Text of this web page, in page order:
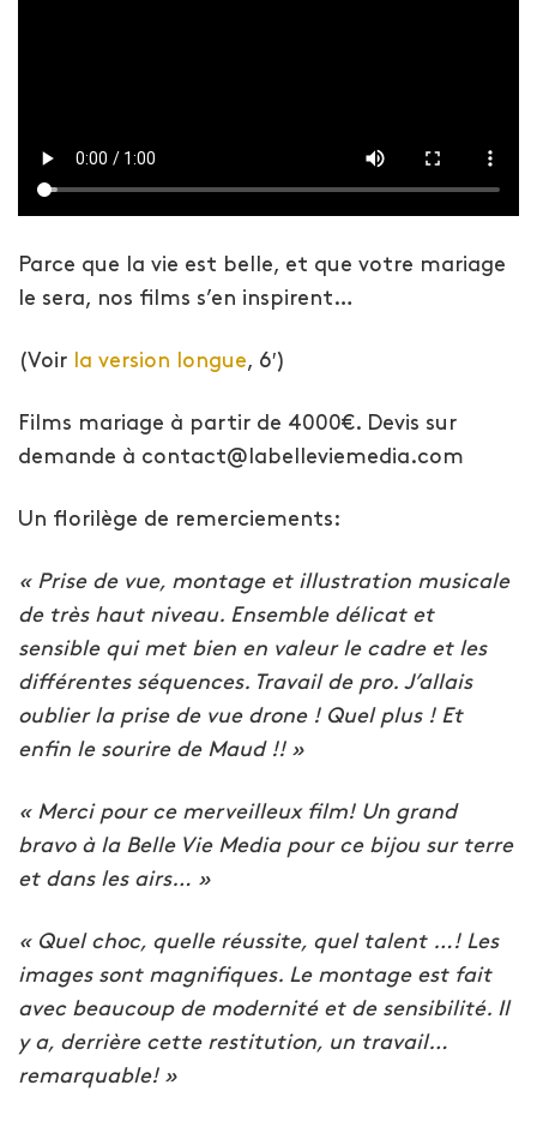
Parce que la vie est belle, et que votre mariage
le sera, nos films s’en inspirent…
(Voir la version longue, 6′)
Films mariage à partir de 4000€. Devis sur
demande à contact@labelleviemedia.com
Un florilège de remerciements:
« Prise de vue, montage et illustration musicale
de très haut niveau. Ensemble délicat et
sensible qui met bien en valeur le cadre et les
différentes séquences. Travail de pro. J’allais
oublier la prise de vue drone ! Quel plus ! Et
enfin le sourire de Maud !! »
« Merci pour ce merveilleux film! Un grand
bravo à la Belle Vie Media pour ce bijou sur terre
et dans les airs… »
« Quel choc, quelle réussite, quel talent …! Les
images sont magnifiques. Le montage est fait
avec beaucoup de modernité et de sensibilité. Il
y a, derrière cette restitution, un travail…
remarquable! »